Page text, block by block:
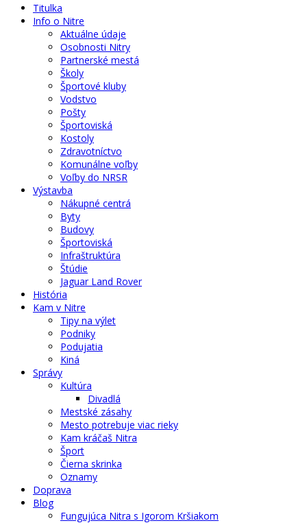
Titulka
Info o Nitre
Aktuálne údaje
Osobnosti Nitry
Partnerské mestá
Školy
Športové kluby
Vodstvo
Pošty
Športoviská
Kostoly
Zdravotníctvo
Komunálne voľby
Voľby do NRSR
Výstavba
Nákupné centrá
Byty
Budovy
Športoviská
Infraštruktúra
Štúdie
Jaguar Land Rover
História
Kam v Nitre
Tipy na výlet
Podniky
Podujatia
Kiná
Správy
Kultúra
Divadlá
Mestské zásahy
Mesto potrebuje viac rieky
Kam kráčaš Nitra
Šport
Čierna skrinka
Oznamy
Doprava
Blog
Fungujúca Nitra s Igorom Kršiakom